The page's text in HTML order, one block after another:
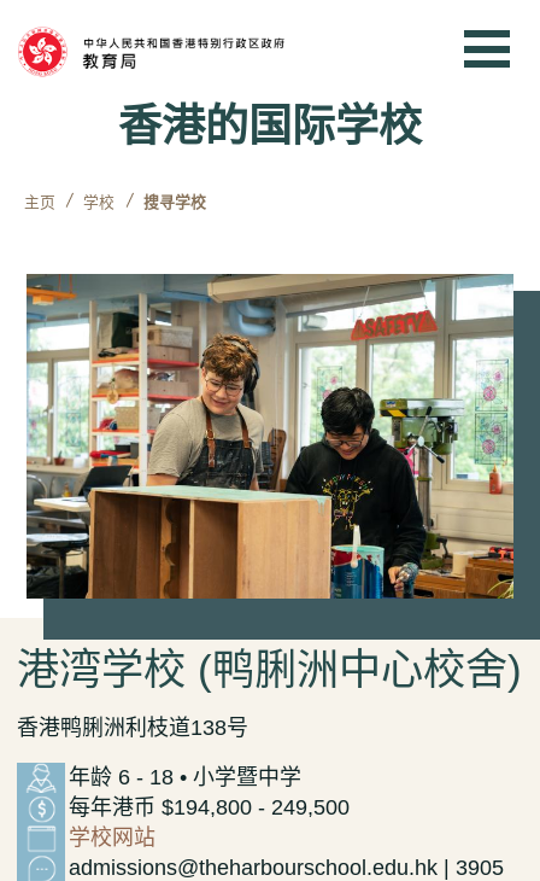
跳到内容
香港的国际学校
主页 学校 搜寻学校
港湾学校 (鸭脷洲中心校舍)
香港鸭脷洲利枝道138号
年龄 6 - 18 • 小学暨中学
每年港币 $194,800 - 249,500
学校网站
admissions@theharbourschool.edu.hk | 3905